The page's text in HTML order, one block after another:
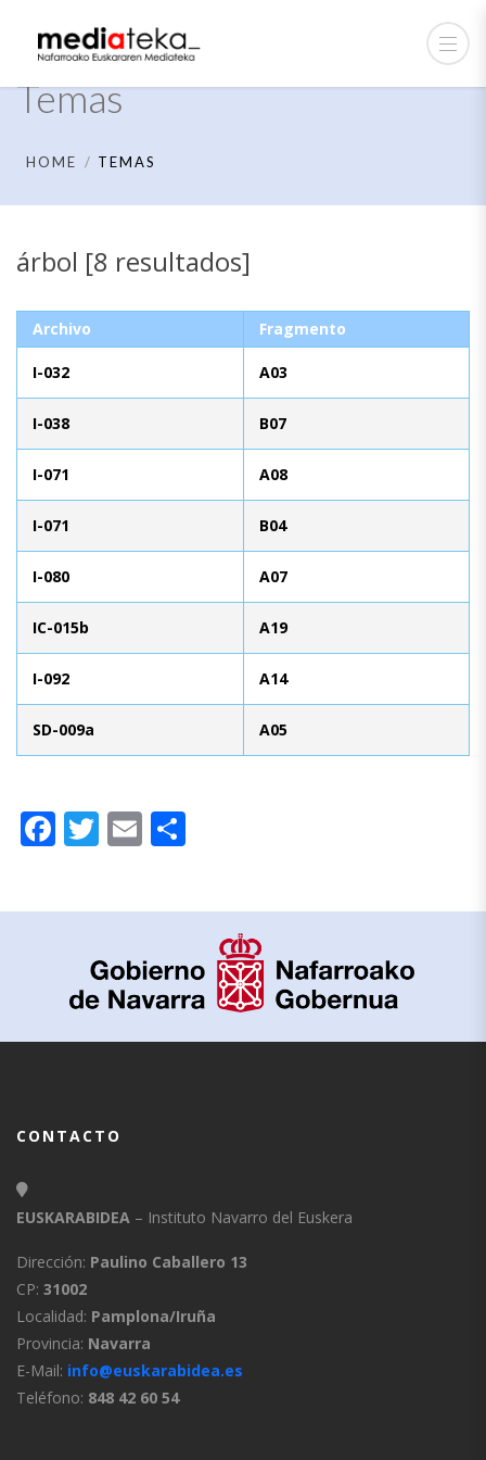
Temas
HOME TEMAS
árbol [8 resultados]
Archivo Fragmento
I-032 A03
I-038 B07
I-071 A08
I-071 B04
I-080 A07
IC-015b A19
I-092 A14
SD-009a A05
Facebook
Twitter
Email
CONTACTO
EUSKARABIDEA – Instituto Navarro del Euskera
Dirección: Paulino Caballero 13
CP: 31002
Localidad: Pamplona/Iruña
Provincia: Navarra
E-Mail: info@euskarabidea.es
Teléfono: 848 42 60 54